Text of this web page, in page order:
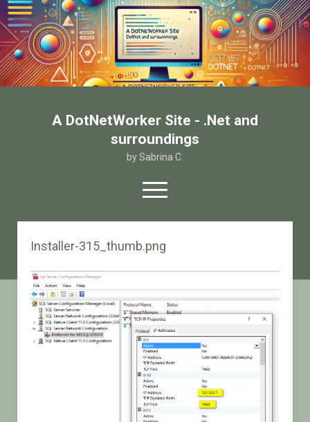
A DotNetWorker Site - .Net and
surroundings
by Sabrina C.
open
menu
twitterfacebook
email-form
Contatto
Installer-315_thumb.png